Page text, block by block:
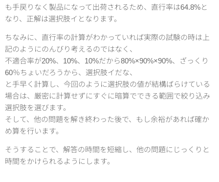
も手戻りなく製品になって出荷されるため、直行率は64.8%と
なり、正解は選択肢イとなります。
ちなみに、直行率の計算がわかっていれば実際の試験の時は上
記のようにのんびり考えるのではなく、
不適合率が20%、10%、10%だから80%×90%×90%、ざっくり
60％ちょいだろうから、選択肢イだな、
と手早く計算し、今回のように選択肢の値が結構ばらけている
場合は、厳密に計算せずにすぐに暗算でできる範囲で絞り込み
選択肢を選びます。
そして、他の問題を解き終わった後で、もし余裕があれば確か
め算を行います。
そうすることで、解答の時間を短縮し、他の問題にじっくりと
時間をかけられるようにします。